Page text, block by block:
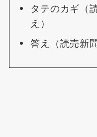
タテのカギ（
え）
答え（読売新